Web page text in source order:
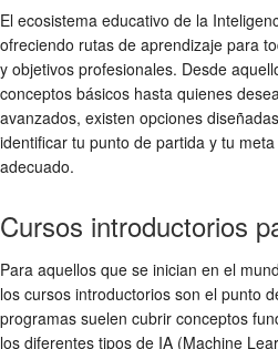
El ecosistema educativo de la
ofreciendo rutas de aprendizaje para
y objetivos profesionales. Desde
conceptos básicos hasta quienes
avanzados, existen opciones
identificar tu punto de partida y tu
adecuado.
Cursos introductorios
Para aquellos que se inician en el
los cursos introductorios son el punto
programas suelen cubrir conceptos
los diferentes tipos de IA (Machine